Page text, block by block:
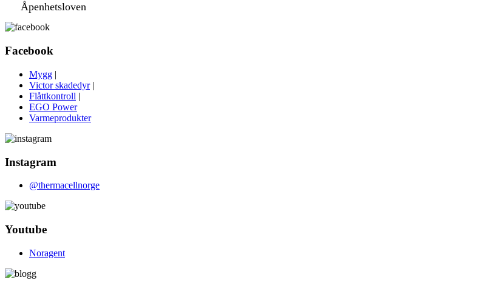
Åpenhetsloven
Facebook
Mygg |
Victor skadedyr |
Flåttkontroll |
EGO Power
Varmeprodukter
Instagram
@thermacellnorge
Youtube
Noragent